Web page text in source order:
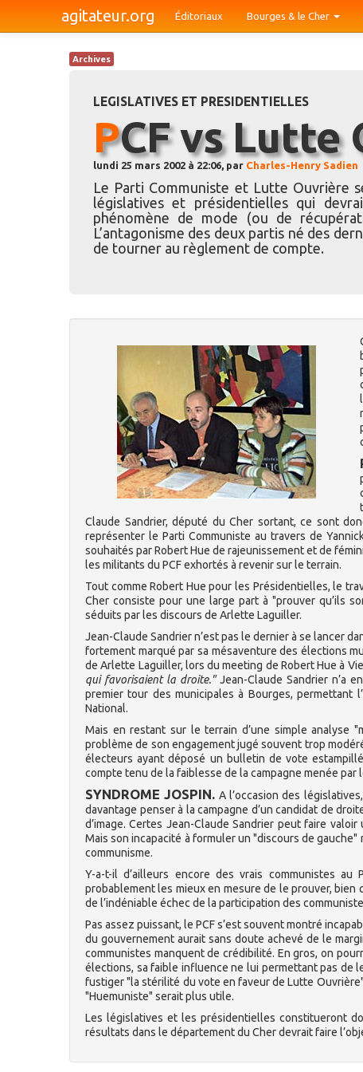
agitateur.org Éditoriaux Bourges & le Cher
Archives
LEGISLATIVES ET PRESIDENTIELLES
PCF vs
lundi 25 mars 2002 à 22:06, par Charles-Henry Sadien
Le Parti Communiste et Lutte Ouvrière
législatives et présidentielles qui
phénomène de mode (ou de
L’antagonisme des deux partis né des
de tourner au règlement de compte.
Claude Sandrier, député du Cher sortant, ce sont
représenter le Parti Communiste au travers de
souhaités par Robert Hue de rajeunissement et de
les militants du PCF exhortés à revenir sur le terrain.
Tout comme Robert Hue pour les Présidentielles, le
Cher consiste pour une large part à "prouver qu’ils
séduits par les discours de Arlette Laguiller.
Jean-Claude Sandrier n’est pas le dernier à se lancer
fortement marqué par sa mésaventure des élections
de Arlette Laguiller, lors du meeting de Robert Hue à
qui favorisaient la droite."Jean-Claude Sandrier n’a
premier tour des municipales à Bourges,
National.
Mais en restant sur le terrain d’une simple analyse
problème de son engagement jugé souvent trop
électeurs ayant déposé un bulletin de vote
compte tenu de la faiblesse de la campagne menée par
SYNDROME JOSPIN. A l’occasion des
davantage penser à la campagne d’un candidat de
d’image. Certes Jean-Claude Sandrier peut faire
Mais son incapacité à formuler un "discours de
communisme.
Y-a-t-il d’ailleurs encore des vrais communistes
probablement les mieux en mesure de le prouver, bien
de l’indéniable échec de la participation des
Pas assez puissant, le PCF s’est souvent montré
du gouvernement aurait sans doute achevé de le
communistes manquent de crédibilité. En gros, on
élections, sa faible influence ne lui permettant pas de
fustiger "la stérilité du vote en faveur de Lutte
"Huemuniste" serait plus utile.
Les législatives et les présidentielles constitueront
résultats dans le département du Cher devrait faire